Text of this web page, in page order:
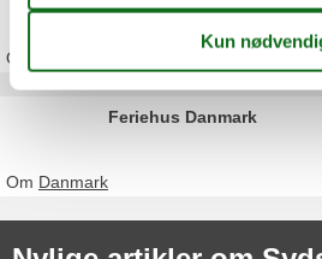
Om
Feriehus Danmark
Om Danmark